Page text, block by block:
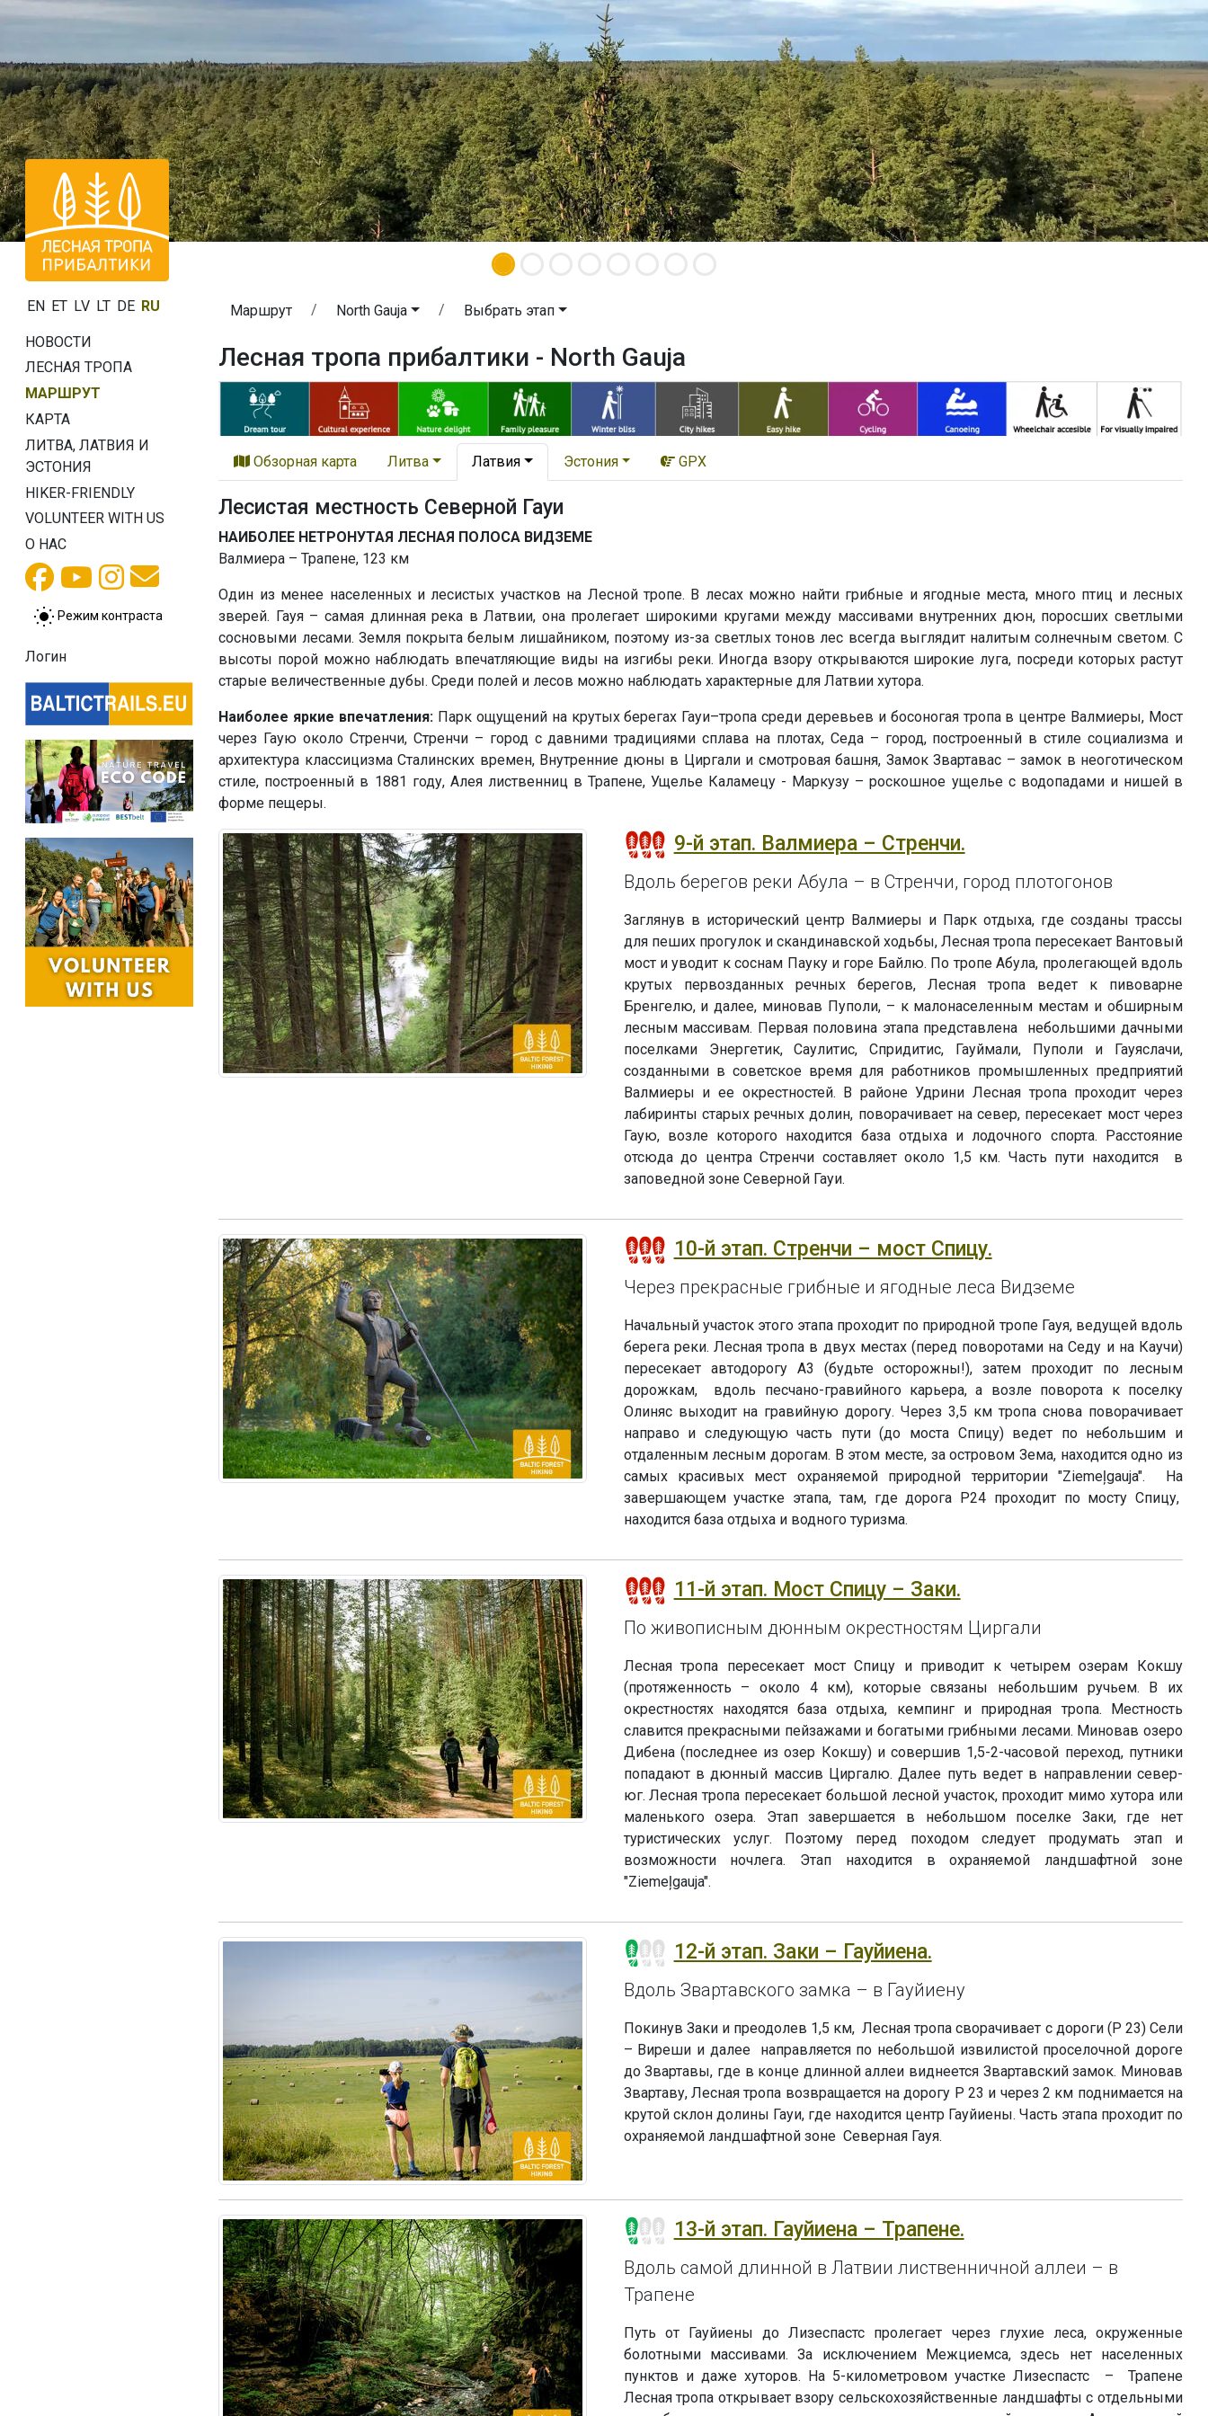
EN ET LV LT DE RU
НОВОСТИ
ЛЕСНАЯ ТРОПА
МАРШРУТ
КАРТА
ЛИТВА, ЛАТВИЯ И
ЭСТОНИЯ
HIKER-FRIENDLY
VOLUNTEER WITH US
О НАС
Режим контраста
Логин
Маршрут North Gauja Выбрать этап
Лесная тропа прибалтики - North Gauja
Обзорная карта Литва Латвия Эстония GPX
Лесистая местность Северной Гауи
НАИБОЛЕЕ НЕТРОНУТАЯ ЛЕСНАЯ ПОЛОСА ВИДЗЕМЕ
Валмиера – Трапене, 123 км
Один из менее населенных и лесистых участков на Лесной тропе. В лесах можно найти грибные и ягодные места, много птиц и лесных
зверей. Гауя – самая длинная река в Латвии, она пролегает широкими кругами между массивами внутренних дюн, поросших светлыми
сосновыми лесами. Земля покрыта белым лишайником, поэтому из-за светлых тонов лес всегда выглядит налитым солнечным светом. С
высоты порой можно наблюдать впечатляющие виды на изгибы реки. Иногда взору открываются широкие луга, посреди которых растут
старые величественные дубы. Среди полей и лесов можно наблюдать характерные для Латвии хутора.
Наиболее яркие впечатления: Парк ощущений на крутых берегах Гауи–тропа среди деревьев и босоногая тропа в центре Валмиеры, Мост
через Гаую около Стренчи, Стренчи – город с давними традициями сплава на плотах, Седа – город, построенный в стиле социализма и
архитектура классицизма Сталинских времен, Внутренние дюны в Циргали и смотровая башня, Замок Звартавас – замок в неоготическом
стиле, построенный в 1881 году, Алея лиственниц в Трапене, Ущелье Каламецу - Маркузу – роскошное ущелье с водопадами и нишей в
форме пещеры.
9-й этап. Валмиера – Стренчи.
Вдоль берегов реки Абула – в Стренчи, город плотогонов
Заглянув в исторический центр Валмиеры и Парк отдыха, где созданы трассы
для пеших прогулок и скандинавской ходьбы, Лесная тропа пересекает Вантовый
мост и уводит к соснам Пауку и горе Байлю. По тропе Абула, пролегающей вдоль
крутых первозданных речных берегов, Лесная тропа ведет к пивоварне
Бренгелю, и далее, миновав Пуполи, – к малонаселенным местам и обширным
лесным массивам. Первая половина этапа представлена небольшими дачными
поселками Энергетик, Саулитис, Спридитис, Гауймали, Пуполи и Гауяслачи,
созданными в советское время для работников промышленных предприятий
Валмиеры и ее окрестностей. В районе Удрини Лесная тропа проходит через
лабиринты старых речных долин, поворачивает на север, пересекает мост через
Гаую, возле которого находится база отдыха и лодочного спорта. Расстояние
отсюда до центра Стренчи составляет около 1,5 км. Часть пути находится в
заповедной зоне Северной Гауи.
10-й этап. Стренчи – мост Спицу.
Через прекрасные грибные и ягодные леса Видземе
Начальный участок этого этапа проходит по природной тропе Гауя, ведущей вдоль
берега реки. Лесная тропа в двух местах (перед поворотами на Седу и на Каучи)
пересекает автодорогу А3 (будьте осторожны!), затем проходит по лесным
дорожкам, вдоль песчано-гравийного карьера, а возле поворота к поселку
Олиняс выходит на гравийную дорогу. Через 3,5 км тропа снова поворачивает
направо и следующую часть пути (до моста Спицу) ведет по небольшим и
отдаленным лесным дорогам. В этом месте, за островом Зема, находится одно из
самых красивых мест охраняемой природной территории "Ziemeļgauja". На
завершающем участке этапа, там, где дорога P24 проходит по мосту Спицу,
находится база отдыха и водного туризма.
11-й этап. Мост Спицу – Заки.
По живописным дюнным окрестностям Циргали
Лесная тропа пересекает мост Спицу и приводит к четырем озерам Кокшу
(протяженность – около 4 км), которые связаны небольшим ручьем. В их
окрестностях находятся база отдыха, кемпинг и природная тропа. Местность
славится прекрасными пейзажами и богатыми грибными лесами. Миновав озеро
Дибена (последнее из озер Кокшу) и совершив 1,5-2-часовой переход, путники
попадают в дюнный массив Циргалю. Далее путь ведет в направлении север-
юг. Лесная тропа пересекает большой лесной участок, проходит мимо хутора или
маленького озера. Этап завершается в небольшом поселке Заки, где нет
туристических услуг. Поэтому перед походом следует продумать этап и
возможности ночлега. Этап находится в охраняемой ландшафтной зоне
"Ziemeļgauja".
12-й этап. Заки – Гауйиена.
Вдоль Звартавского замка – в Гауйиену
Покинув Заки и преодолев 1,5 км, Лесная тропа сворачивает с дороги (P 23) Сели
– Виреши и далее направляется по небольшой извилистой проселочной дороге
до Звартавы, где в конце длинной аллеи виднеется Звартавский замок. Миновав
Звартаву, Лесная тропа возвращается на дорогу P 23 и через 2 км поднимается на
крутой склон долины Гауи, где находится центр Гауйиены. Часть этапа проходит по
охраняемой ландшафтной зоне Северная Гауя.
13-й этап. Гауйиена – Трапене.
Вдоль самой длинной в Латвии лиственничной аллеи – в
Трапене
Путь от Гауйиены до Лизеспастс пролегает через глухие леса, окруженные
болотными массивами. За исключением Межциемса, здесь нет населенных
пунктов и даже хуторов. На 5-километровом участке Лизеспастс – Трапене
Лесная тропа открывает взору сельскохозяйственные ландшафты с отдельными